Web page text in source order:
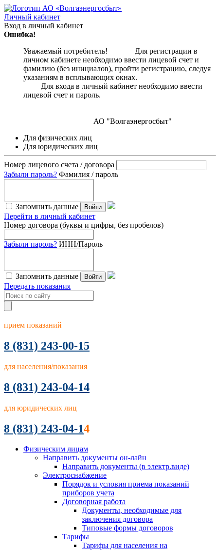
Личный кабинет
Вход в личный кабинет
Ошибка!
Уважаемый потребитель! Для регистрации в
личном кабинете необходимо ввести лицевой счет и
фамилию (без инициалов), пройти регистрацию, следуя
указаниям в всплывающих окнах.
Для входа в личный кабинет необходимо ввести
лицевой счет и пароль.
АО "Волгаэнергосбыт"
Для физических лиц
Для юридических лиц
Номер лицевого счета / договора
Забыли пароль? Фамилия / пароль
Запомнить данные Войти
Перейти в личный кабинет
Номер договора (буквы и цифры, без пробелов)
Забыли пароль? ИНН/Пароль
Запомнить данные Войти
Передать показания
прием показаний
8 (831) 243-00-15
для населения/показания
8 (831) 243-04-14
для юридических лиц
8 (831) 243-04-14
Физическим лицам
Направить документы он-лайн
Направить документы (в электр.виде)
Электроснабжение
Порядок и условия приема показаний
приборов учета
Договорная работа
Документы, необходимые для
заключения договора
Типовые формы договоров
Тарифы
Тарифы для населения на